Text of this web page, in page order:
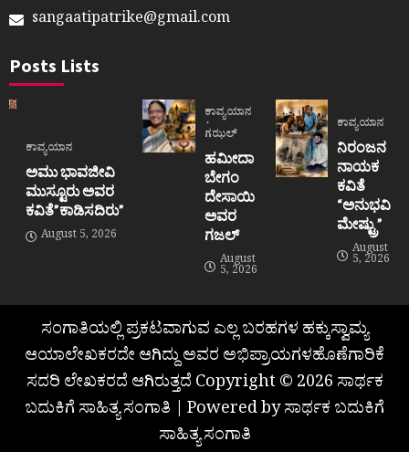
sangaatipatrike@gmail.com
Posts Lists
ಕಾವ್ಯಯಾನ
ಅಮು ಭಾವಜೀವಿ
ಮುಸ್ಟೂರು ಅವರ
ಕವಿತೆ”ಕಾಡಿಸದಿರು”
August 5, 2026
ಕಾವ್ಯಯಾನ
ಗಝಲ್
ಹಮೀದಾ
ಬೇಗಂ
ದೇಸಾಯಿ
ಅವರ
ಗಜಲ್
August
5, 2026
ಕಾವ್ಯಯಾನ
ನಿರಂಜನ
ನಾಯಕ
ಕವಿತೆ
“ಅನುಭವಿ
ಮೇಷ್ಟ್ರು”
August
5, 2026
ಸಂಗಾತಿಯಲ್ಲಿ ಪ್ರಕಟವಾಗುವ ಎಲ್ಲ ಬರಹಗಳ ಹಕ್ಕುಸ್ವಾಮ್ಯ
ಆಯಾಲೇಖಕರದೇ ಆಗಿದ್ದು ಅವರ ಅಭಿಪ್ರಾಯಗಳಹೊಣೆಗಾರಿಕೆ
ಸದರಿ ಲೇಖಕರದೆ ಆಗಿರುತ್ತದೆ Copyright © 2026 ಸಾರ್ಥಕ
ಬದುಕಿಗೆ ಸಾಹಿತ್ಯ ಸಂಗಾತಿ | Powered by ಸಾರ್ಥಕ ಬದುಕಿಗೆ
ಸಾಹಿತ್ಯ ಸಂಗಾತಿ